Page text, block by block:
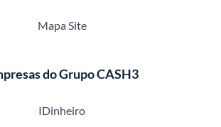
Mapa Site
do Grupo CASH3
IDinheiro